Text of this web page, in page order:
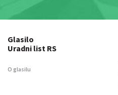
Glasilo
Uradni list RS
O glasilu